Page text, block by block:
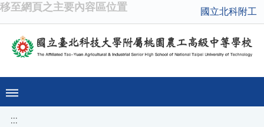
移至網頁之主要內容區位置 國立北科附工
:::